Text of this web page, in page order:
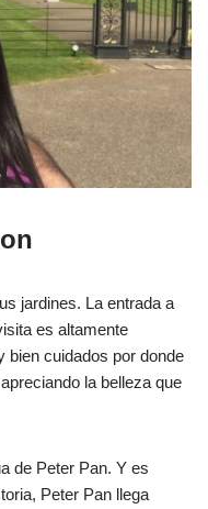
jardines. La entrada a
es altamente
bien cuidados por donde
la belleza que
de Peter Pan. Y es
Peter Pan llega